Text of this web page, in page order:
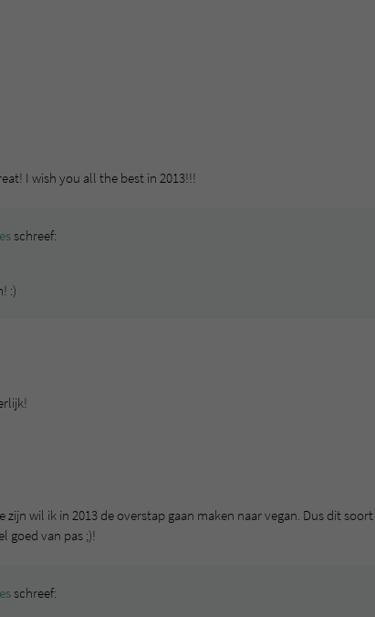
I wish you all the best in 2013!!!
schreef:
:)
zijn wil ik in 2013 de overstap gaan maken naar vegan. Dus dit
goed van pas ;)!
schreef: